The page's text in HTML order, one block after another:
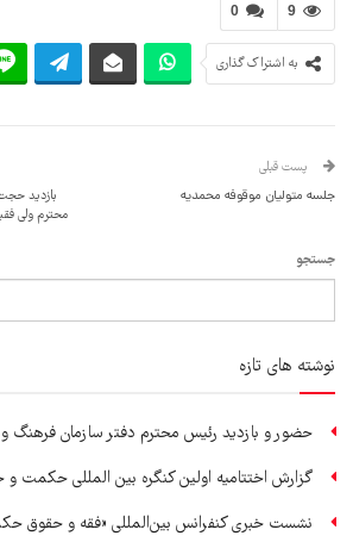
0 9
به اشتراک گذاری
پست قبلی
جلسه متولیان موقوفه محمدیه
بازدید
محترم ولی
جستجو
نوشته های تازه
حضور و بازدید رئیس محترم دفتر سازمان فرهنگ و
گزارش اختتامیه اولین کنگره بین المللی حکمت و
نشست خبری کنفرانس بین‌المللی «فقه و حقوق